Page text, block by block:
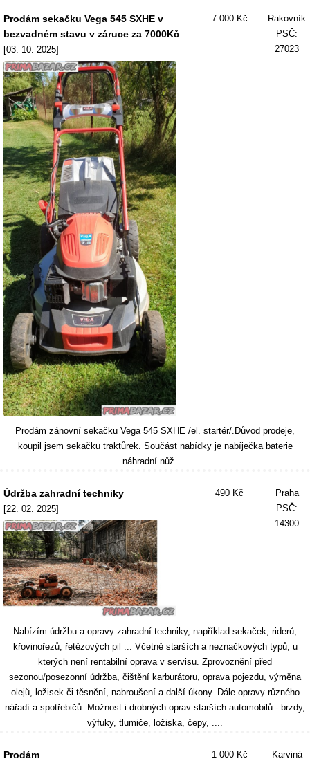
Prodám sekačku Vega 545 SXHE v
bezvadném stavu v záruce za 7000Kč
[03. 10. 2025]
7 000 Kč
Rakovník
PSČ:
27023
Prodám zánovní sekačku Vega 545 SXHE /el. startér/.Důvod prodeje,
koupil jsem sekačku traktůrek. Součást nabídky je nabíječka baterie
náhradní nůž ....
Údržba zahradní techniky
[22. 02. 2025]
490 Kč
Praha
PSČ:
14300
Nabízím údržbu a opravy zahradní techniky, například sekaček, riderů,
křovinořezů, řetězových pil ... Včetně starších a neznačkových typů, u
kterých není rentabilní oprava v servisu. Zprovoznění před
sezonou/posezonní údržba, čištění karburátoru, oprava pojezdu, výměna
olejů, ložisek či těsnění, nabroušení a další úkony. Dále opravy různého
nářadí a spotřebičů. Možnost i drobných oprav starších automobilů - brzdy,
výfuky, tlumiče, ložiska, čepy, ....
Prodám 1 000 Kč
Karviná